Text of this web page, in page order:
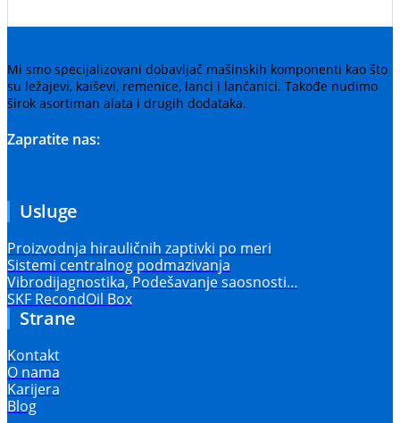
Mi smo specijalizovani dobavljač mašinskih komponenti kao što
su ležajevi, kaiševi, remenice, lanci i lančanici. Takođe nudimo
širok asortiman alata i drugih dodataka.
Zapratite nas:
Usluge
Proizvodnja hirauličnih zaptivki po meri
Sistemi centralnog podmazivanja
Vibrodijagnostika, Podešavanje saosnosti…
SKF RecondOil Box
Strane
Kontakt
O nama
Karijera
Blog